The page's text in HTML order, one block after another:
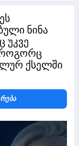
ნინა
უკვე
როგორც
ქსელში